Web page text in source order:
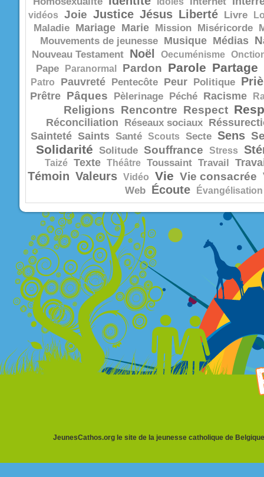
vidéos Joie Justice Jésus Liberté Livre
Maladie Mariage Marie Mission Miséricorde
Mouvements de jeunesse
Musique Médias
Nouveau Testament Noël Oecuménisme
Pape Paranormal Pardon Parole Partage
Patro Pauvreté Pentecôte Peur Politique
Prêtre Pâques Pèlerinage Péché Racisme
Religions Rencontre Respect
Réconciliation Réseaux sociaux
Sainteté Saints Santé Scouts Secte Sens
Solidarité Solitude Souffrance Stress
Taizé Texte Théâtre Toussaint Travail
Témoin Valeurs Vidéo Vie Vie consacrée
Web Écoute Évangélisation
JeunesCathos.org le site de la jeunesse catholique de